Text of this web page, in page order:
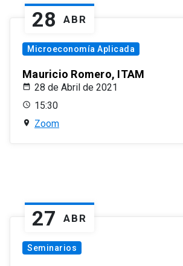
28 ABR
Microeconomía Aplicada
Mauricio Romero, ITAM
28 de Abril de 2021
15:30
Zoom
27 ABR
Seminarios